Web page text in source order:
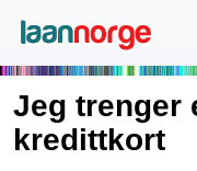
Jeg trenger
kredittkort